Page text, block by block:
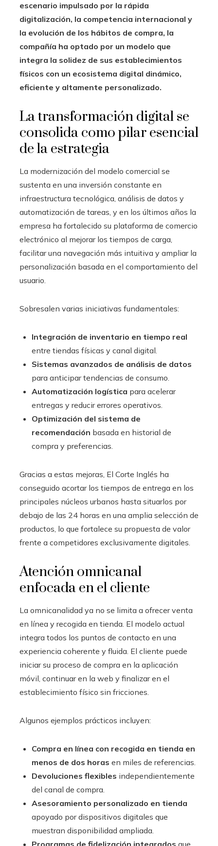
escenario impulsado por la rápida
digitalización, la competencia internacional y
la evolución de los hábitos de compra, la
compañía ha optado por un modelo que
integra la solidez de sus establecimientos
físicos con un ecosistema digital dinámico,
eficiente y altamente personalizado.
La transformación digital se
consolida como pilar esencial
de la estrategia
La modernización del modelo comercial se
sustenta en una inversión constante en
infraestructura tecnológica, análisis de datos y
automatización de tareas, y en los últimos años la
empresa ha fortalecido su plataforma de comercio
electrónico al mejorar los tiempos de carga,
facilitar una navegación más intuitiva y ampliar la
personalización basada en el comportamiento del
usuario.
Sobresalen varias iniciativas fundamentales:
Integración de inventario en tiempo real
entre tiendas físicas y canal digital.
Sistemas avanzados de análisis de datos
para anticipar tendencias de consumo.
Automatización logística para acelerar
entregas y reducir errores operativos.
Optimización del sistema de
recomendación basada en historial de
compra y preferencias.
Gracias a estas mejoras, El Corte Inglés ha
conseguido acortar los tiempos de entrega en los
principales núcleos urbanos hasta situarlos por
debajo de las 24 horas en una amplia selección de
productos, lo que fortalece su propuesta de valor
frente a competidores exclusivamente digitales.
Atención omnicanal
enfocada en el cliente
La omnicanalidad ya no se limita a ofrecer venta
en línea y recogida en tienda. El modelo actual
integra todos los puntos de contacto en una
experiencia coherente y fluida. El cliente puede
iniciar su proceso de compra en la aplicación
móvil, continuar en la web y finalizar en el
establecimiento físico sin fricciones.
Algunos ejemplos prácticos incluyen:
Compra en línea con recogida en tienda en
menos de dos horas en miles de referencias.
Devoluciones flexibles independientemente
del canal de compra.
Asesoramiento personalizado en tienda
apoyado por dispositivos digitales que
muestran disponibilidad ampliada.
Programas de fidelización integrados que